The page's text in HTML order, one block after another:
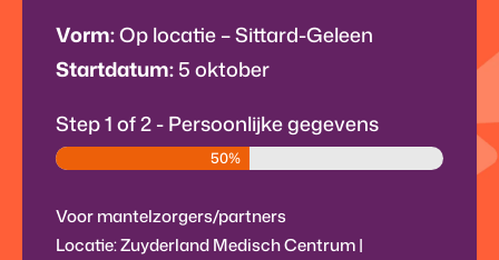
Vorm:Op locatie – Sittard-Geleen
Startdatum:5 oktober
Step1of2- Persoonlijke gegevens
50%
Voor mantelzorgers/partners
Locatie: Zuyderland Medisch Centrum |